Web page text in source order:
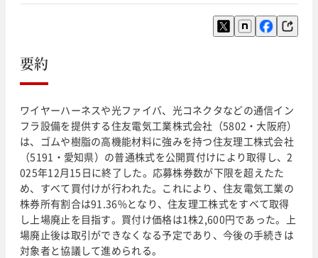
要約
ワイヤーハーネスや光ファイバ、光コネクタなどの通信イン
フラ設備を提供する住友電気工業株式会社（5802・大阪府）
は、ゴムや樹脂の高機能材料に強みを持つ住友理工株式会社
（5191・愛知県）の普通株式を公開買付けにより取得し、2
025年12月15日に終了した。応募株券数が下限を超えたた
め、すべて買付けが行われた。これにより、住友電気工業の
株券所有割合は91.36%となり、住友理工株式をすべて取得
し上場廃止を目指す。買付け価格は1株2,600円であった。上
場廃止後は取引ができなくなる予定であり、今後の手続きは
対象者と協議して進められる。